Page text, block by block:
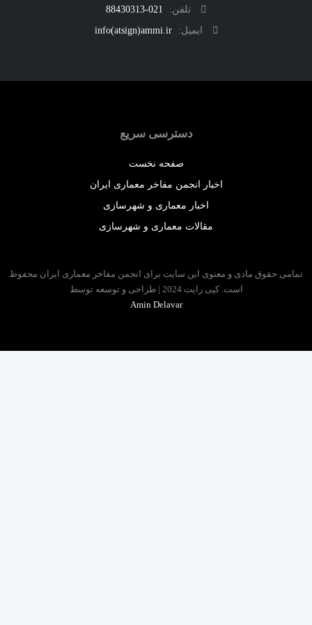
تلفن:
021-88430313
ایمیل:
info(atsign)ammi.ir
دسترسی سریع
صفحه نخست
اخبار انجمن مفاخر معماری ایران
اخبار معماری و شهرسازی
مقالات معماری و شهرسازی
حقوق مادی و معنوی این سایت برای انجمن مفاخر معماری ایران محفوظ
است. کپی رایت 2024 | طراحی و توسعه توسط
Amin Delavar